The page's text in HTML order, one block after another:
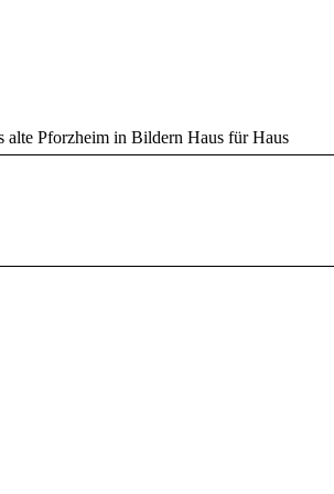
alte Pforzheim in Bildern Haus für Haus